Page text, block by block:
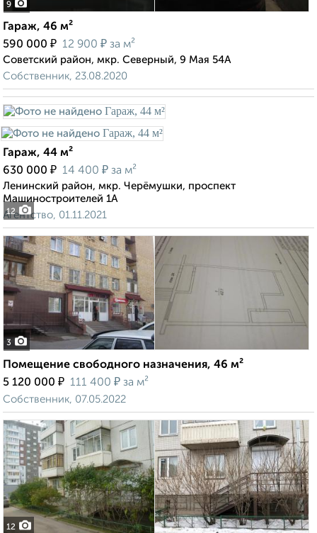
9
Гараж, 46 м²
590 000 ₽ 12 900 ₽ за м²
Советский район, мкр. Северный, 9 Мая 54А
Собственник, 23.08.2020
12
Гараж, 44 м²
630 000 ₽ 14 400 ₽ за м²
Ленинский район, мкр. Черёмушки, проспект
Машиностроителей 1А
Агентство, 01.11.2021
3
Помещение свободного назначения, 46 м²
5 120 000 ₽ 111 400 ₽ за м²
Собственник, 07.05.2022
12